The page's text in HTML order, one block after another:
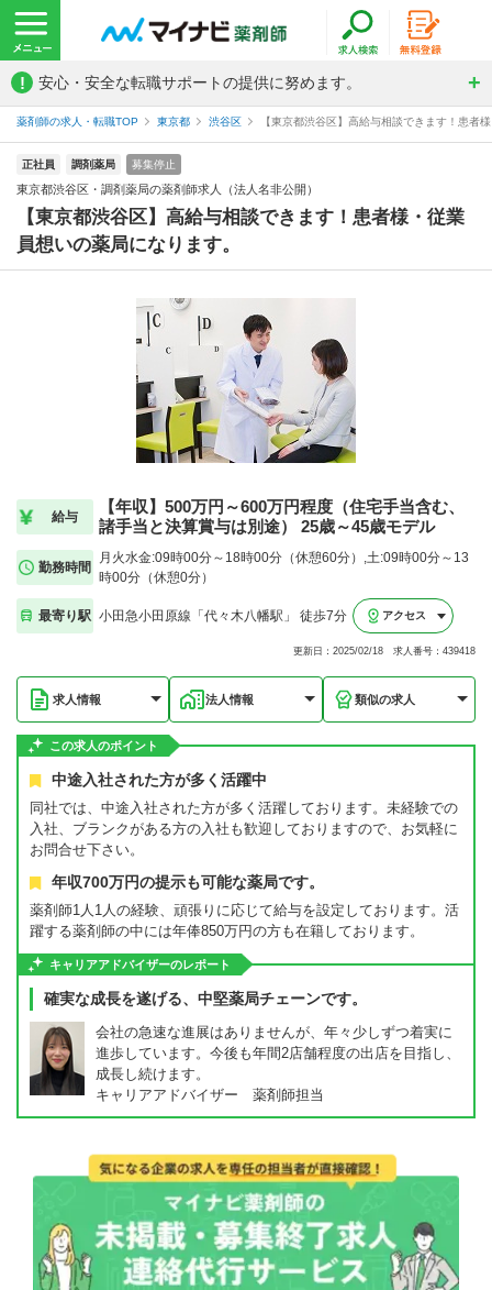
! 安心・安全な転職サポートの提供に努めます。
薬剤師の求人・転職TOP 東京都 渋谷区 【東京都渋谷区】高給与相談できます！患者
正社員 調剤薬局 募集停止
東京都渋谷区・調剤薬局の薬剤師求人（法人名非公開）
【東京都渋谷区】高給与相談できます！患者様・従業
員想いの薬局になります。
給与
【年収】500万円～600万円程度（住宅手当含む、
諸手当と決算賞与は別途） 25歳～45歳モデル
勤務時間
月火水金:09時00分～18時00分（休憩60分）,土:09時00分～13
時00分（休憩0分）
最寄り駅 小田急小田原線「代々木八幡駅」 徒歩7分 アクセス
更新日：2025/02/18 求人番号：439418
求人情報 法人情報 類似の求人
この求人のポイント
中途入社された方が多く活躍中
同社では、中途入社された方が多く活躍しております。未経験での
入社、ブランクがある方の入社も歓迎しておりますので、お気軽に
お問合せ下さい。
年収700万円の提示も可能な薬局です。
薬剤師1人1人の経験、頑張りに応じて給与を設定しております。活
躍する薬剤師の中には年俸850万円の方も在籍しております。
キャリアアドバイザーのレポート
確実な成長を遂げる、中堅薬局チェーンです。
会社の急速な進展はありませんが、年々少しずつ着実に
進歩しています。今後も年間2店舗程度の出店を目指し、
成長し続けます。
キャリアアドバイザー 薬剤師担当